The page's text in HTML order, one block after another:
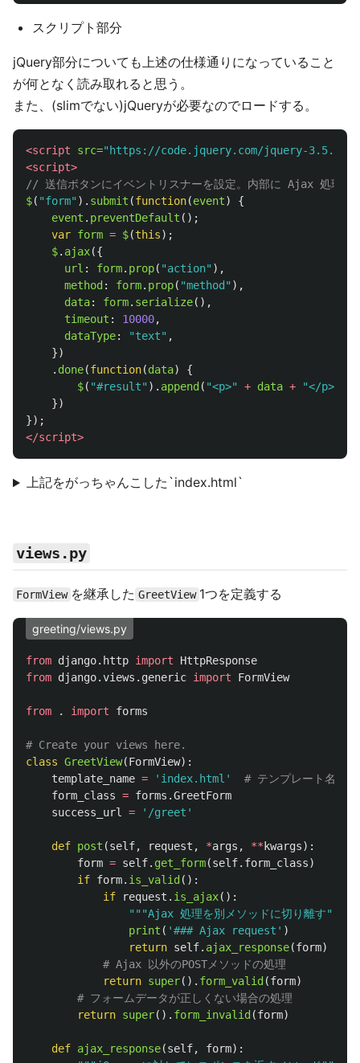
スクリプト部分
jQuery部分についても上述の仕様通りになっていること
が何となく読み取れると思う。
また、(slimでない)jQueryが必要なのでロードする。
<script src="https://code.jquery.com/jquery-
<script>
// 送信ボタンにイベントリスナーを設定。内部に Ajax 処理を
$( "form" ). submit (function(event)
{
event . preventDefault ();
var form = $(this);
$. ajax({
url : form. prop( "action" ),
method : form. prop( "method " ),
data: form. serialize(),
timeout : 10000,
dataType: "text" ,
})
. done(function(data)
{
$( "#result" ). append ( "<p>" + data + "</p>
})
});
</script>
上記をがっちゃんこした`index.html`
views.py
FormView を継承した GreetView 1つを定義する
greeting/views.py
from django.http import
HttpResponse
from django.views.generic import FormView
from . import forms
class GreetView(FormView):
template_name = ' index.html '
form_class = forms .GreetForm
success_url = ' /greet '
def post (self, request , *args , ** kwargs):
form = self. get_form(self. form_class)
if form. is_valid ():
if
request . is_ajax():
"""Ajax 処理を別メソッドに切り離す"""
print ( '### Ajax request ' )
return self. ajax_response(form)
return super(). form_valid (form)
return super(). form_invalid (form)
def ajax_response(self, form):